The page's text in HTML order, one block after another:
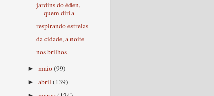
jardins do éden,
quem diria
respirando estrelas
da cidade, a noite
nos brilhos
►maio(99)
►abril(139)